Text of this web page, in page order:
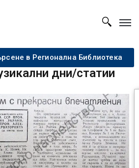
в Регионална Библиотека
дни/статии